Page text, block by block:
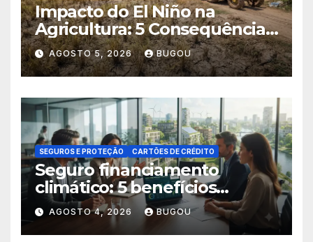
Impacto do El Niño na
Agricultura: 5 Consequências
Críticas
AGOSTO 5, 2026 BUGOU
SEGUROS E PROTEÇÃO CARTÕES DE CRÉDITO
Seguro financiamento
climático: 5 benefícios
essenciais
AGOSTO 4, 2026 BUGOU